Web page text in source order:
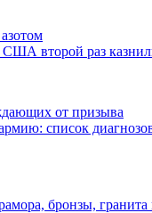
второй раз
список
бронзы, гранита